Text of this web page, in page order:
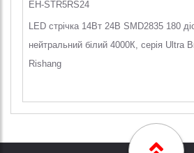
EH-STR5RS24
LED стрічка 14Вт 24В SMD2835 180
нейтральний білий 4000К, серія Ultra
Rishang